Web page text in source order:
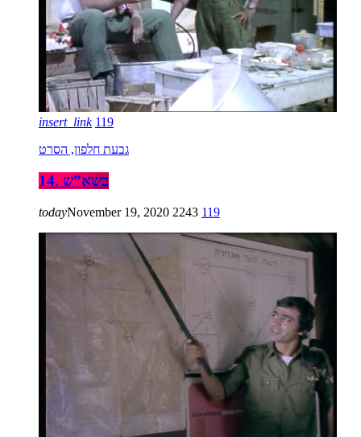
insert_link 119
גבעת חלפון, הסרט
14. בשא”ש
todayNovember 19, 2020 2243 119